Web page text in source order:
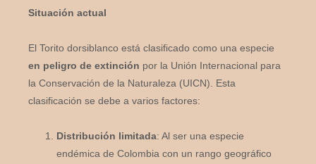
Situación actual
El Torito dorsiblanco está clasificado como una especie
en peligro de extinción por la Unión Internacional para
la Conservación de la Naturaleza (UICN). Esta
clasificación se debe a varios factores:
Distribución limitada: Al ser una especie
endémica de Colombia con un rango geográfico